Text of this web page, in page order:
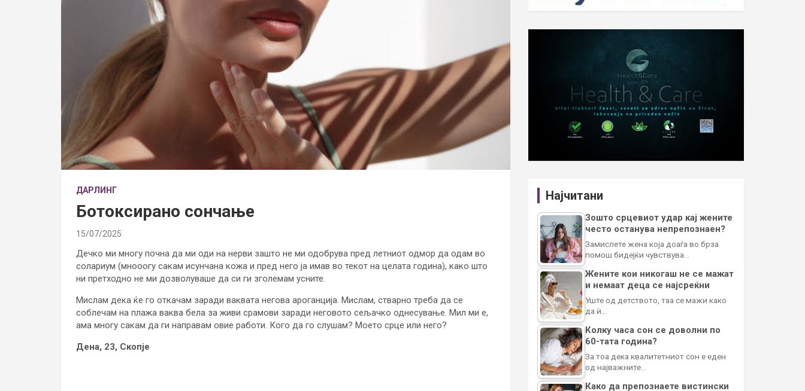
ДАРЛИНГ
Ботоксирано сoнчање
15/07/2025
Дечко ми многу почна да ми оди на нерви зашто не ми одобрува пред летниот одмор да одам во
солариум (мнооогу сакам исунчана кожа и пред него ја имав во текот на целата година), како што
ни претходно не ми дозволуваше да си ги зголемам усните.
Мислам дека ќе го откачам заради ваквата негова ароганција. Мислам, стварно треба да се
соблечам на плажа ваква бела за живи срамови заради неговото сељачко однесување. Мил ми е,
ама многу сакам да ги направам овие работи. Кого да го слушам? Моето срце или него?
Дена, 23, Скопје
Најчитани
Зошто срцевиот удар кај жените
често останува непрепознаен?
Замислете жена која доаѓа во брза
помош бидејќи чувствува…
Жените кои никогаш не се мажат
и немаат деца се најсреќни
Уште од детството, таа се мажи како
да ѝ…
Колку часа сон се доволни по
60-тата година?
За тоа дека квалитетниот сон е еден
од најважните…
Како да препознаете вистински